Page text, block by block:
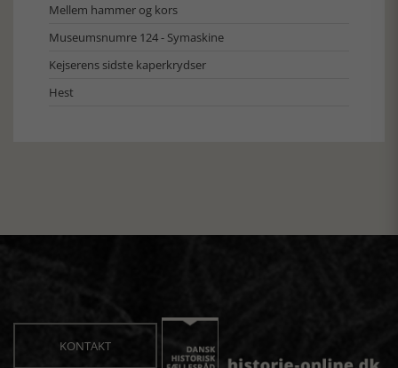
Mellem hammer og kors
Museumsnumre 124 - Symaskine
Kejserens sidste kaperkrydser
Hest
KONTAKT